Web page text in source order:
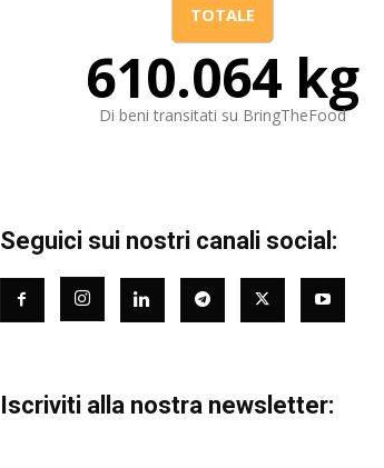
TOTALE
610.064 kg
Di beni transitati su BringTheFood
Seguici sui nostri canali social:
Iscriviti alla nostra newsletter: